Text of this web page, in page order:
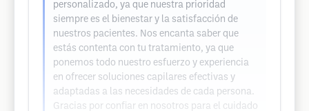
personalizado, ya que nuestra prioridad
siempre es el bienestar y la satisfacción de
nuestros pacientes. Nos encanta saber que
estás contenta con tu tratamiento, ya que
ponemos todo nuestro esfuerzo y experiencia
en ofrecer soluciones capilares efectivas y
adaptadas a las necesidades de cada persona.
Gracias por confiar en nosotros para el cuidado